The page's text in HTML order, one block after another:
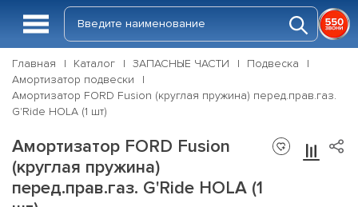
Главная Каталог ЗАПАСНЫЕ ЧАСТИ
Подвеска
Амортизатор подвески
Амортизатор FORD Fusion (круглая пружина) перед.прав.газ.
G'Ride HOLA (1 шт)
Амортизатор FORD Fusion
(круглая пружина)
перед.прав.газ. G'Ride HOLA (1